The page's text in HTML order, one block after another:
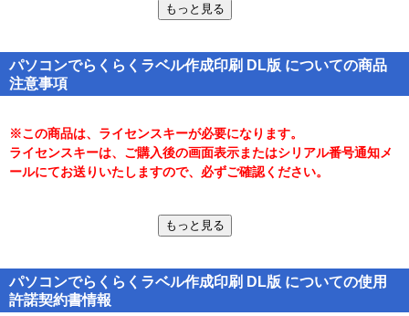
・文字や図形、画像などの各シートを重ね合わせて一つのデザイン
を作成
・ソフト未収録のラベル用紙もサイズ入力により使用可能(一部除
く)
・ナンバリングシールの作成に便利な連番付与機能、宛名や商品ラ
もっと見る
パソコンでらくらくラベル作成印刷 DL版 についての商品
注意事項
※この商品は、ライセンスキーが必要になります。
ライセンスキーは、ご購入後の画面表示またはシリアル番号通知メ
ールにてお送りいたしますので、必ずご確認ください。
他のソフトとの互換性はありません。
※JPEG/BMP/PNGは、一般的なWindows標準のファイルを基準とし
もっと見る
パソコンでらくらくラベル作成印刷 DL版 についての使用
許諾契約書情報